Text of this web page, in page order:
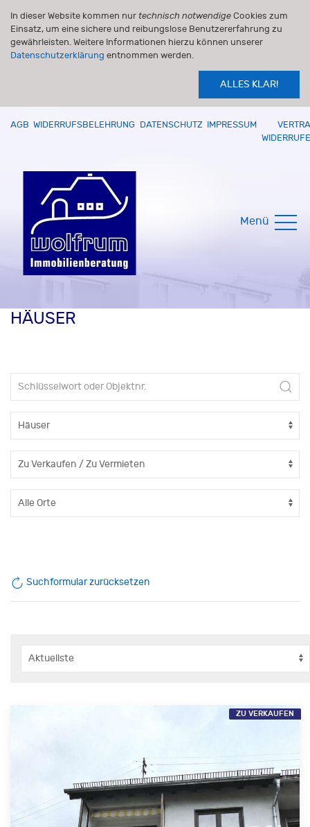
In dieser Website kommen nur technisch notwendige Cookies zum
Einsatz, um eine sichere und reibungslose Benutzererfahrung zu
gewährleisten. Weitere Informationen hierzu können unserer
Datenschutzerklärung entnommen werden.
ALLES KLAR!
AGB WIDERRUFSBELEHRUNG DATENSCHUTZ IMPRESSUM
Menü
HÄUSER
Suchformular zurücksetzen
ZU VERKAUFEN